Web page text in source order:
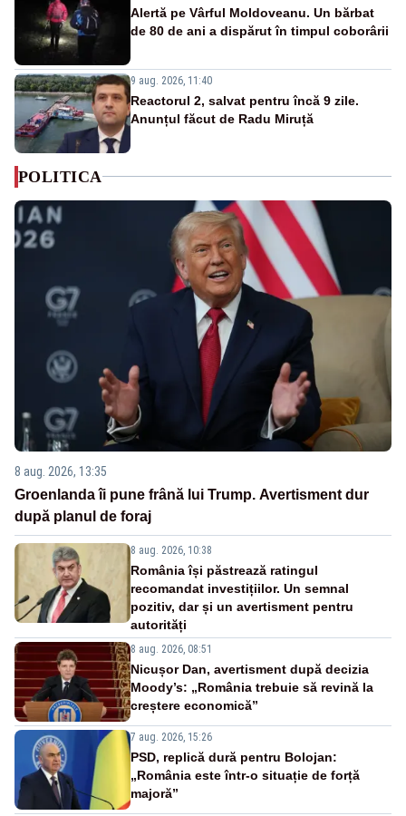
Alertă pe Vârful Moldoveanu. Un bărbat
de 80 de ani a dispărut în timpul coborârii
9 aug. 2026, 11:40
Reactorul 2, salvat pentru încă 9 zile.
Anunțul făcut de Radu Miruță
POLITICA
8 aug. 2026, 13:35
Groenlanda îi pune frână lui Trump. Avertisment dur
după planul de foraj
8 aug. 2026, 10:38
România își păstrează ratingul
recomandat investițiilor. Un semnal
pozitiv, dar și un avertisment pentru
autorități
8 aug. 2026, 08:51
Nicușor Dan, avertisment după decizia
Moody’s: „România trebuie să revină la
creștere economică”
7 aug. 2026, 15:26
PSD, replică dură pentru Bolojan:
„România este într-o situație de forță
majoră”